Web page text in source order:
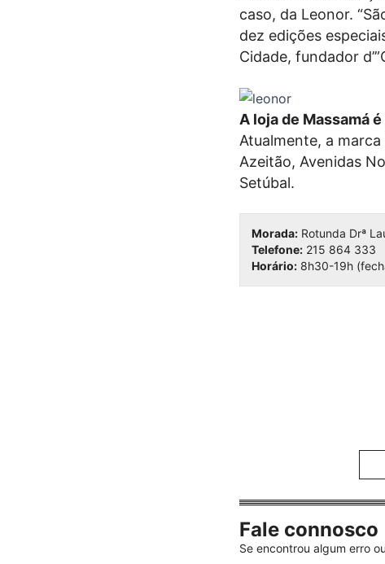
caso, da Leonor.
dez edições
Cidade, fundador
A loja de Massamá
Atualmente, a
Azeitão, Avenidas
Setúbal.
Morada: Rotunda Drª
Telefone: 215 864 333
Horário: 8h30-19h
Fale connosco
Se encontrou algum erro